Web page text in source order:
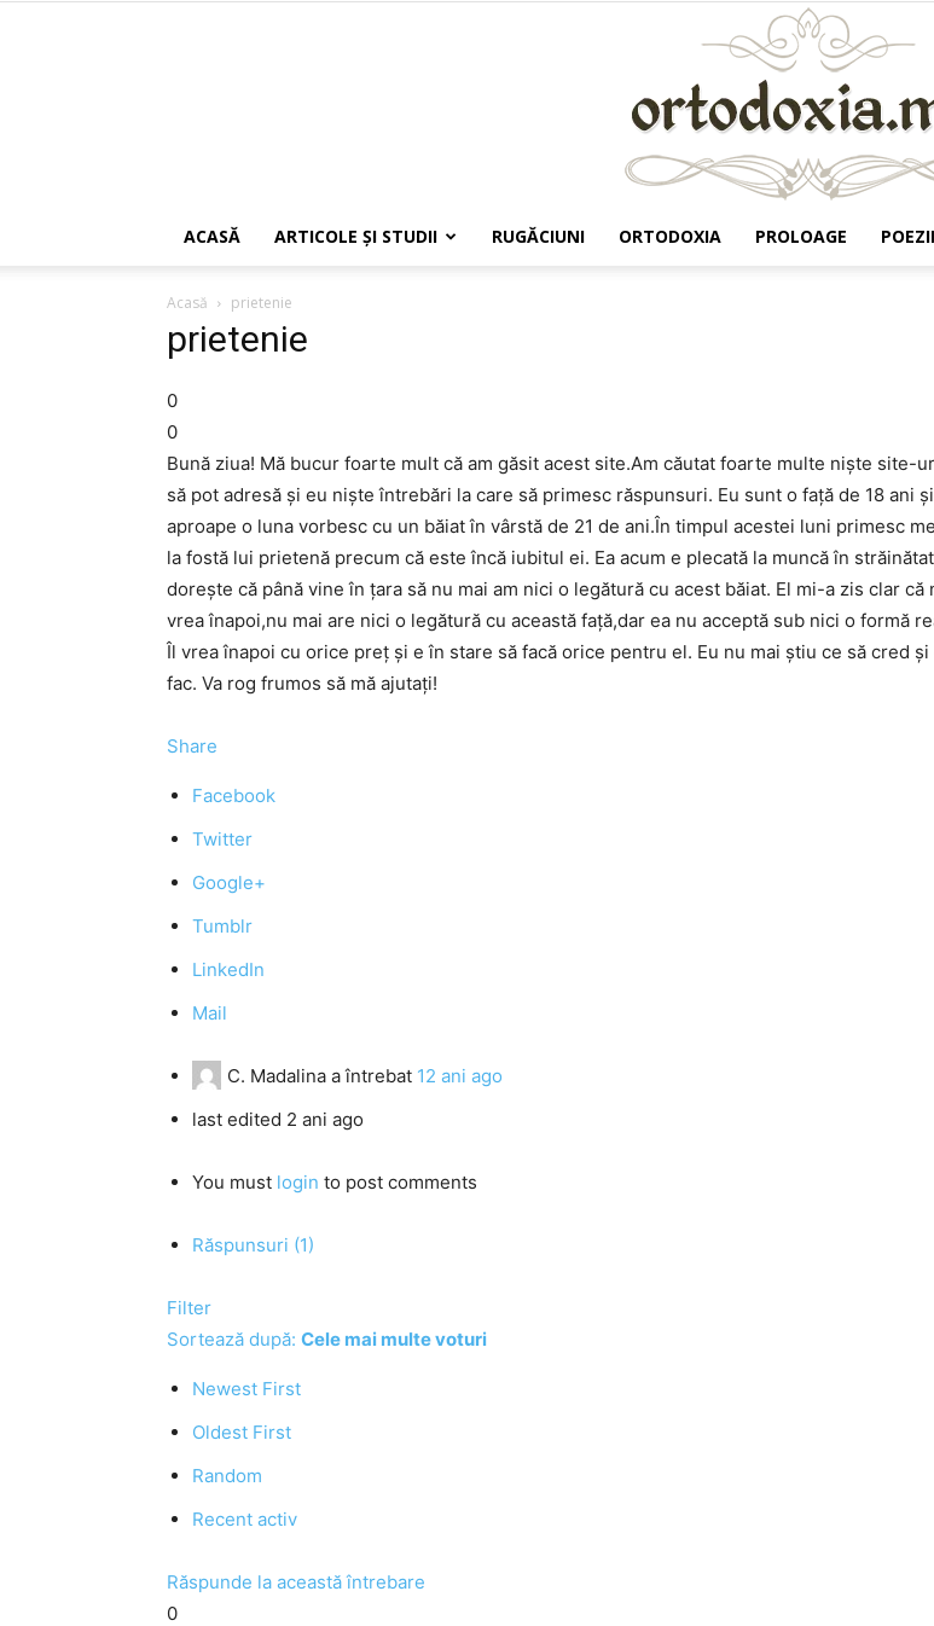
ACASĂ ARTICOLE ŞI STUDII RUGĂCIUNI ORTODOXIA PROLOAGE POEZII
Acasă prietenie
prietenie
0
0
Bună ziua! Mă bucur foarte mult că am găsit acest site.Am căutat foarte multe niște site-
să pot adresă și eu niște întrebări la care să primesc răspunsuri. Eu sunt o față de 18 ani
aproape o luna vorbesc cu un băiat în vârstă de 21 de ani.În timpul acestei luni primesc
la fostă lui prietenă precum că este încă iubitul ei. Ea acum e plecată la muncă în
dorește că până vine în țara să nu mai am nici o legătură cu acest băiat. El mi-a zis clar că
vrea înapoi,nu mai are nici o legătură cu această față,dar ea nu acceptă sub nici o formă
Îl vrea înapoi cu orice preț și e în stare să facă orice pentru el. Eu nu mai știu ce să cred și
fac. Va rog frumos să mă ajutați!
Share
Facebook
Twitter
Google+
Tumblr
LinkedIn
Mail
C. Madalina a întrebat 12 ani ago
last edited 2 ani ago
You must login to post comments
Răspunsuri (1)
Filter
Sortează după: Cele mai multe voturi
Newest First
Oldest First
Random
Recent activ
Răspunde la această întrebare
0